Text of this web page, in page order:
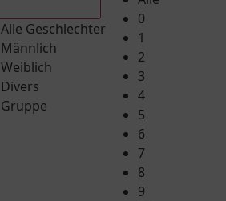
Alle Geschlechter
Männlich
Weiblich
Divers
Gruppe
0
1
2
3
4
5
6
7
8
9